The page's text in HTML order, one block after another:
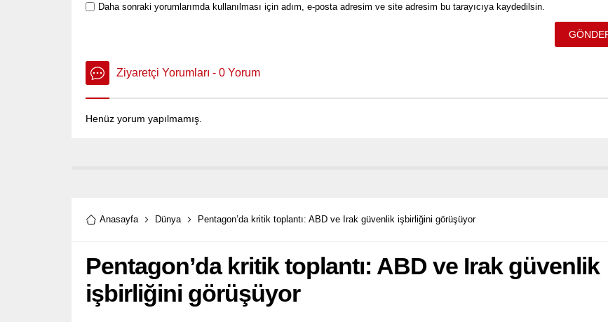
Daha sonraki yorumlarımda kullanılması için adım, e-posta adresim ve site adresim bu tarayıcıya kaydedilsin.
Ziyaretçi Yorumları - 0 Yorum
Henüz yorum yapılmamış.
Anasayfa Dünya Pentagon’da kritik toplantı: ABD ve Irak güvenlik işbirliğini görüşüyor
Pentagon’da kritik toplantı: ABD ve Irak güvenlik
işbirliğini görüşüyor